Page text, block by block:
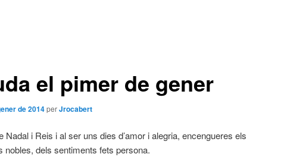
el pimer de gener
de 2014perJrocabert
Nadal i Reis i al ser uns dies d’amor i alegria, encengueres els
nobles, dels sentiments fets persona.